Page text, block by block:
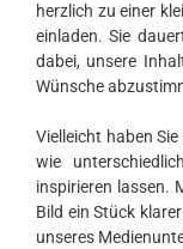
herzlich zu einer
einladen. Sie
dabei, unsere
Wünsche
Vielleicht haben
wie
inspirieren lassen.
Bild ein Stück
unseres